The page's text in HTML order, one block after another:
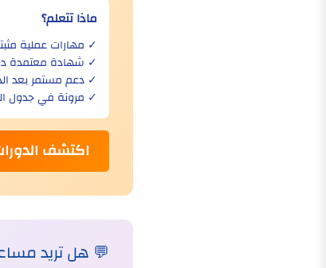
ماذا تتعلم؟
✓ مهارات عملية
✓ شهادة معتمدة
✓ دعم مستمر بعد
✓ مرونة في جدول
اكتشف
💬 هل تريد